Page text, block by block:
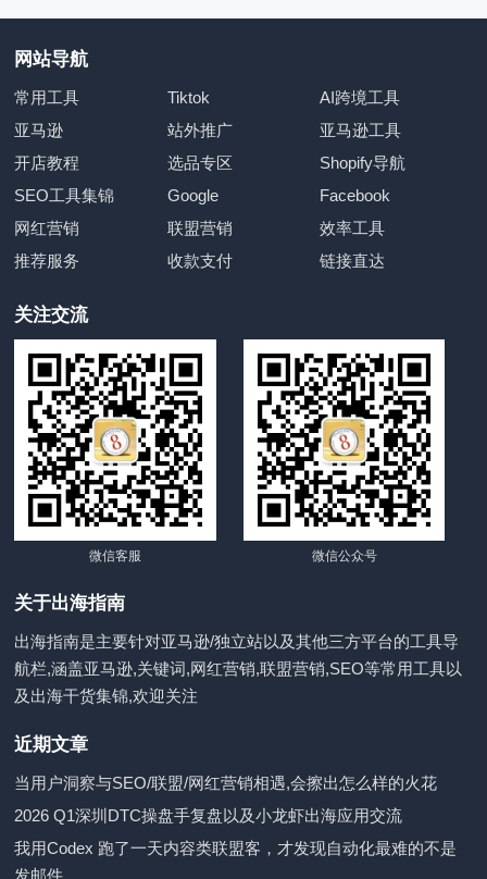
网站导航
常用工具 Tiktok
AI跨境工具
亚马逊
站外推广
亚马逊工具
开店教程
选品专区
Shopify导航
SEO工具集锦
Google
Facebook
网红营销
联盟营销
效率工具
推荐服务
收款支付 链接直达
关注交流
微信客服 微信公众号
关于出海指南
出海指南是主要针对亚马逊/独立站以及其他三方平台的工具导
航栏,涵盖亚马逊,关键词,网红营销,联盟营销,SEO等常用工具以
及出海干货集锦,欢迎关注
近期文章
当用户洞察与SEO/联盟/网红营销相遇,会擦出怎么样的火花
2026 Q1深圳DTC操盘手复盘以及小龙虾出海应用交流
我用Codex 跑了一天内容类联盟客，才发现自动化最难的不是